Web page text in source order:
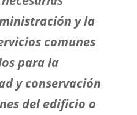
y la
comunes
para la
y conservación
del edificio o